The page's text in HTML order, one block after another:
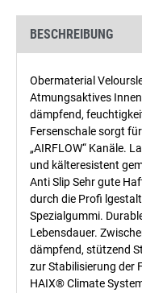
BESCHREIBUNG
Obermaterial
Atmungsaktives
dämpfend,
Fersenschale sorgt
„AIRFLOW“ Kanäle.
und kälteresistent
Anti Slip Sehr gute
durch die Profi
Spezialgummi.
Lebensdauer.
dämpfend, stützend
zur Stabilisierung der
HAIX® Climate